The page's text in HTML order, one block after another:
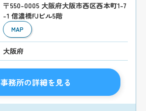
〒550-0005 大阪府大阪市西区西本町1-7
-1 信濃橋FJビル5階
MAP
大阪府
事務所の詳細を見る